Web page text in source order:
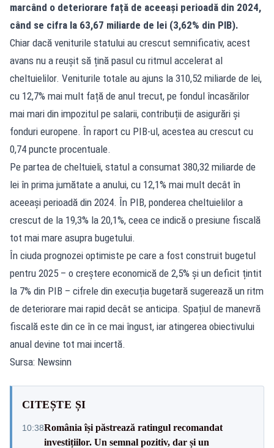
marcând o deteriorare față de aceeași perioadă din 2024,
când se cifra la 63,67 miliarde de lei (3,62% din PIB).
Chiar dacă veniturile statului au crescut semnificativ, acest
avans nu a reușit să țină pasul cu ritmul accelerat al
cheltuielilor. Veniturile totale au ajuns la 310,52 miliarde de lei,
cu 12,7% mai mult față de anul trecut, pe fondul încasărilor
mai mari din impozitul pe salarii, contribuții de asigurări și
fonduri europene. În raport cu PIB-ul, acestea au crescut cu
0,74 puncte procentuale.
Pe partea de cheltuieli, statul a consumat 380,32 miliarde de
lei în prima jumătate a anului, cu 12,1% mai mult decât în
aceeași perioadă din 2024. În PIB, ponderea cheltuielilor a
crescut de la 19,3% la 20,1%, ceea ce indică o presiune fiscală
tot mai mare asupra bugetului.
În ciuda prognozei optimiste pe care a fost construit bugetul
pentru 2025 – o creștere economică de 2,5% și un deficit țintit
la 7% din PIB – cifrele din execuția bugetară sugerează un ritm
de deteriorare mai rapid decât se anticipa. Spațiul de manevră
fiscală este din ce în ce mai îngust, iar atingerea obiectivului
anual devine tot mai incertă.
Sursa: Newsinn
CITEȘTE ȘI
10:38România își păstrează ratingul recomandat
investițiilor. Un semnal pozitiv, dar și un